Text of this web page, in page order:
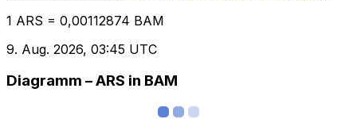
1 ARS = 0,00112874 BAM
9. Aug. 2026, 03:45 UTC
Diagramm – ARS in BAM